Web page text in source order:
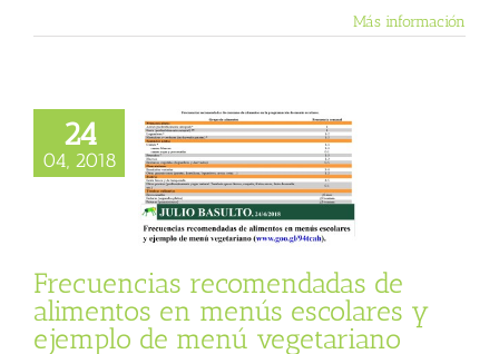
Más información
24
04, 2018
de
en menús
BasultoFrecuencias recomendadas de
alimentos en menús escolares y
ejemplo de menú vegetariano